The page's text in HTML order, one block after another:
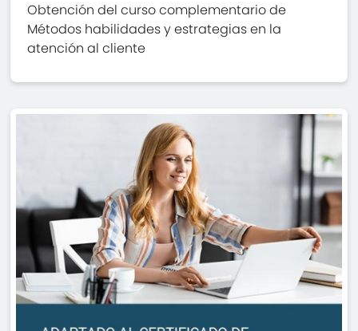
Obtención del curso complementario de
Métodos habilidades y estrategias en la
atención al cliente